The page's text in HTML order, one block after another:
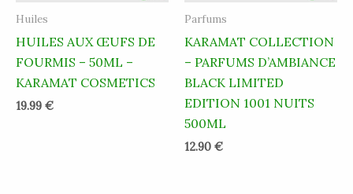
Huiles
HUILES AUX ŒUFS DE
FOURMIS – 50ML –
KARAMAT COSMETICS
19.99 €
Parfums
KARAMAT COLLECTION
– PARFUMS D’AMBIANCE
BLACK LIMITED
EDITION 1001 NUITS
500ML
12.90 €